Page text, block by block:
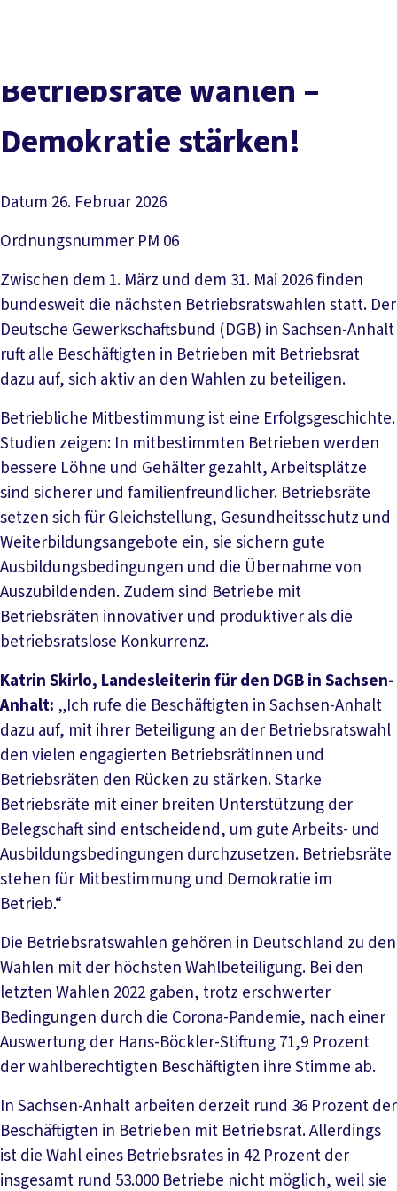
Politik vor Ort
Betriebsräte wählen –
Demokratie stärken!
Datum 26. Februar 2026
Ordnungsnummer PM 06
Zwischen dem 1. März und dem 31. Mai 2026 finden
bundesweit die nächsten Betriebsratswahlen statt. Der
Deutsche Gewerkschaftsbund (DGB) in Sachsen-Anhalt
ruft alle Beschäftigten in Betrieben mit Betriebsrat
dazu auf, sich aktiv an den Wahlen zu beteiligen.
Betriebliche Mitbestimmung ist eine Erfolgsgeschichte.
Studien zeigen: In mitbestimmten Betrieben werden
bessere Löhne und Gehälter gezahlt, Arbeitsplätze
sind sicherer und familienfreundlicher. Betriebsräte
setzen sich für Gleichstellung, Gesundheitsschutz und
Weiterbildungsangebote ein, sie sichern gute
Ausbildungsbedingungen und die Übernahme von
Auszubildenden. Zudem sind Betriebe mit
Betriebsräten innovativer und produktiver als die
betriebsratslose Konkurrenz.
Katrin Skirlo, Landesleiterin für den DGB in Sachsen-
Anhalt: „Ich rufe die Beschäftigten in Sachsen-Anhalt
dazu auf, mit ihrer Beteiligung an der Betriebsratswahl
den vielen engagierten Betriebsrätinnen und
Betriebsräten den Rücken zu stärken. Starke
Betriebsräte mit einer breiten Unterstützung der
Belegschaft sind entscheidend, um gute Arbeits- und
Ausbildungsbedingungen durchzusetzen. Betriebsräte
stehen für Mitbestimmung und Demokratie im
Betrieb.“
Die Betriebsratswahlen gehören in Deutschland zu den
Wahlen mit der höchsten Wahlbeteiligung. Bei den
letzten Wahlen 2022 gaben, trotz erschwerter
Bedingungen durch die Corona-Pandemie, nach einer
Auswertung der Hans-Böckler-Stiftung 71,9 Prozent
der wahlberechtigten Beschäftigten ihre Stimme ab.
In Sachsen-Anhalt arbeiten derzeit rund 36 Prozent der
Beschäftigten in Betrieben mit Betriebsrat. Allerdings
ist die Wahl eines Betriebsrates in 42 Prozent der
insgesamt rund 53.000 Betriebe nicht möglich, weil sie